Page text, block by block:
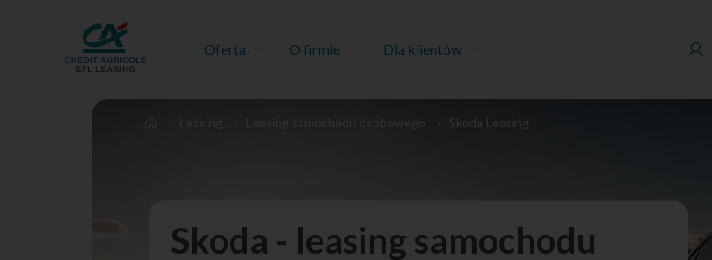
Oferta O firmie Dla klientów
Leasing samochodu osobowego Skoda Leasing
Skoda - leasing samochodu